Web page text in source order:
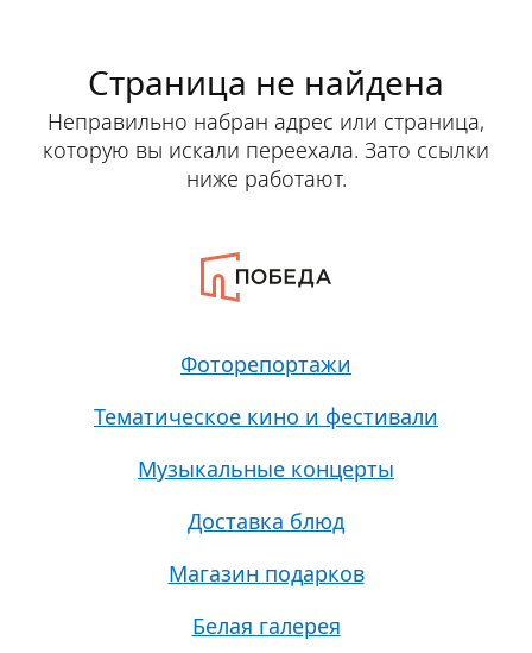
Страница не найдена
Неправильно набран адрес или страница,
которую вы искали переехала. Зато ссылки
ниже работают.
Фоторепортажи
Тематическое кино и фестивали
Музыкальные концерты
Доставка блюд
Магазин подарков
Белая галерея